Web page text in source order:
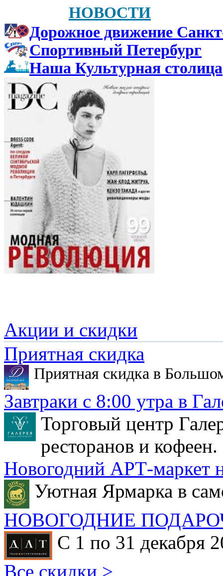
НОВОСТИ
Дорожное движение
Спортивный Петербург
Наша Культурная столица
Акции и скидки
Приятная скидка
Приятная скидка в
Завтраки с 8:00 утра в
Торговый центр
ресторанов и кофеен.
Новогодний АРТ-маркет
Уютная Ярмарка в
НОВОГОДНИЕ
С 1 по 31 декабря
Все скидки >